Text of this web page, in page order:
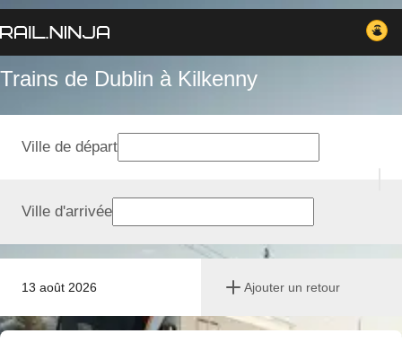
Trains de Dublin à Kilkenny
13 août 2026 Ajouter un retour
Ville de départ
Ville d'arrivée